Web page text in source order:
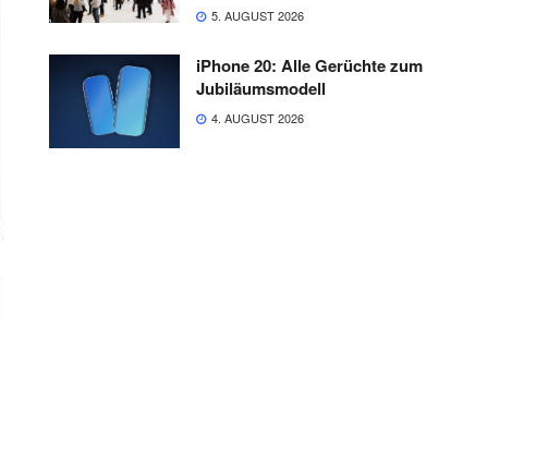
5. AUGUST 2026
iPhone 20: Alle Gerüchte zum
Jubiläumsmodell
4. AUGUST 2026